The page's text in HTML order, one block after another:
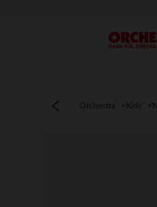
Menú
Orchestra Kids